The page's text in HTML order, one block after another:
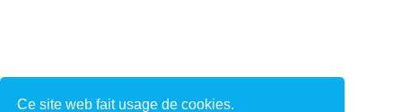
Ce site web fait usage de cookies.